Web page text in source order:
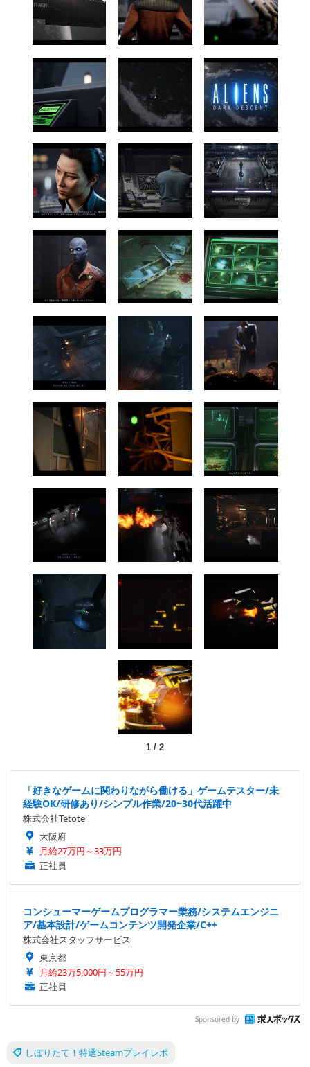
1/ 2
「好きなゲームに関わりながら働ける」ゲームテスター/未
経験OK/研修あり/シンプル作業/20~30代活躍中
株式会社Tetote
大阪府
月給27万円～33万円
正社員
コンシューマーゲームプログラマー業務/システムエンジニ
ア/基本設計/ゲームコンテンツ開発企業/C++
株式会社スタッフサービス
東京都
月給23万5,000円～55万円
正社員
Sponsored by
しぼりたて！特選Steamプレイレポ